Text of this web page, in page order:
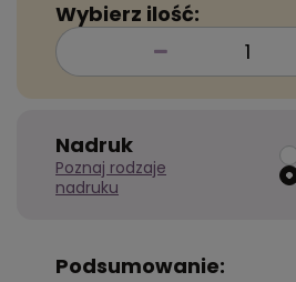
Wybierz ilość:
Nadruk
Poznaj rodzaje
nadruku
Podsumowanie: